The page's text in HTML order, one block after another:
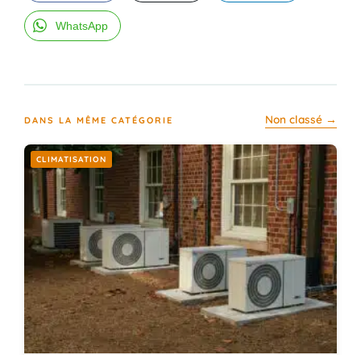
WhatsApp
DANS LA MÊME CATÉGORIE Non classé →
CLIMATISATION